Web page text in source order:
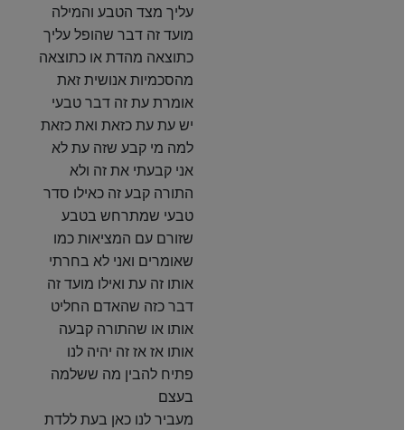
עליך מצד הטבע והמילה
מועד זה דבר שהופל עליך
כתוצאה מהדת או כתוצאה
מהסכמיות אנושית זאת
אומרת עת זה דבר טבעי
יש עת עת כזאת ואת כזאת
למה מי קבע שזה עת לא
אני קבעתי את זה ולא
התורה קבע זה כאילו סדר
טבעי שמתרחש בטבע
שזורם עם המציאות כמו
שאומרים ואני לא בחרתי
אותו זה עת ואילו מועד זה
דבר כזה שהאדם החליט
אותו או שהתורה קבעה
אותו אז אז זה יהיה לנו
פתיח להבין מה ששלמה
בעצם
מעביר לנו כאן בעת ללדת